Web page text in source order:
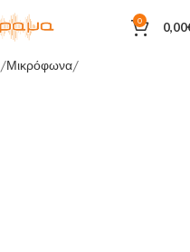
0 0,00
Μικρόφωνα